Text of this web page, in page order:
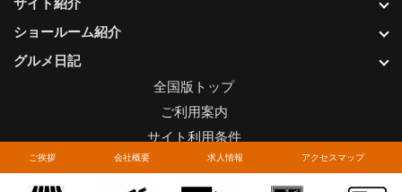
ご挨拶 会社概要 求人情報 アクセスマップ
サイト紹介
ショールーム紹介
グルメ日記
全国版トップ
ご利用案内
サイト利用条件
プライバシーポリシー
関連リンク